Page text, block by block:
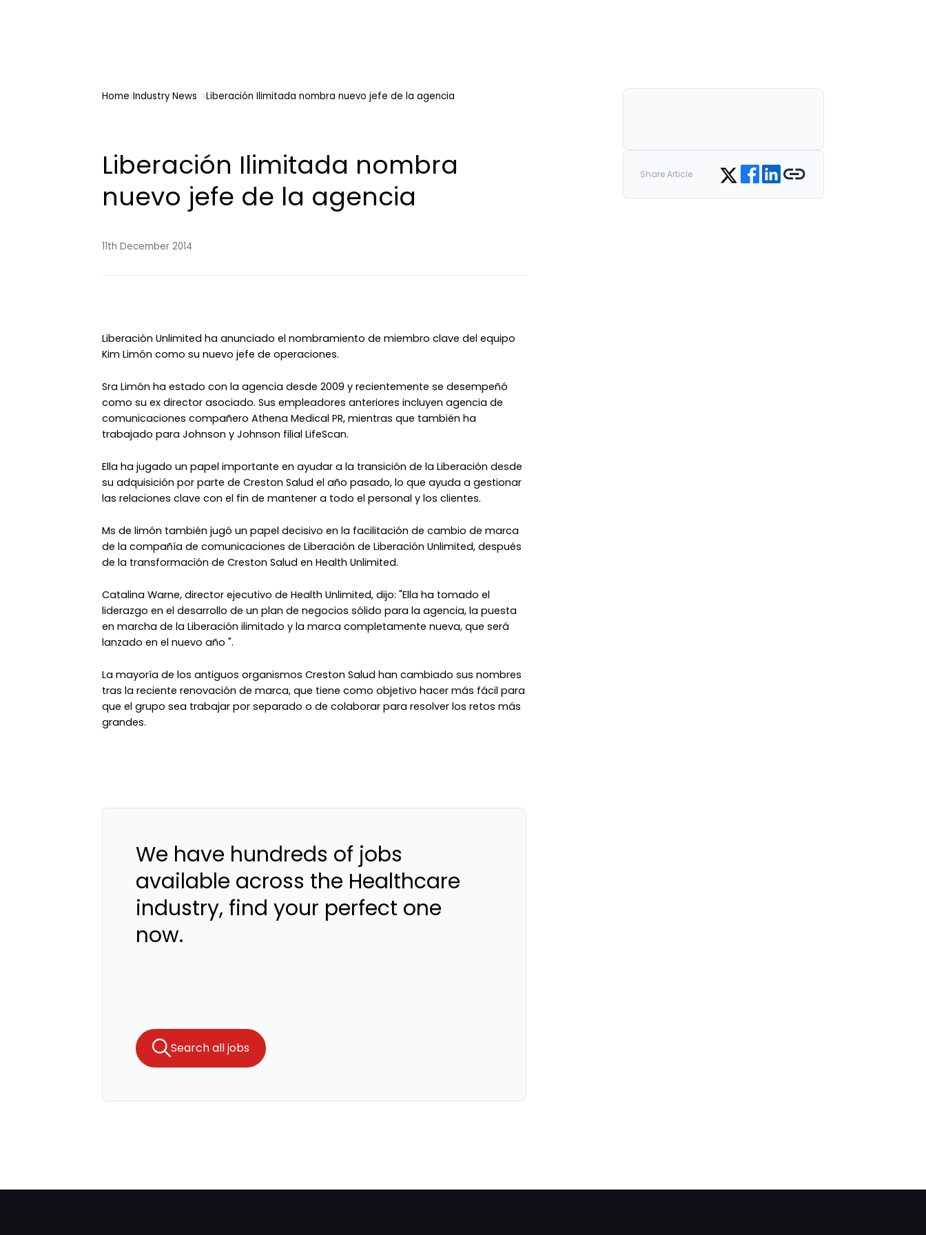
Home Industry News Liberación Ilimitada nombra nuevo jefe de la agencia
Liberación Ilimitada nombra
nuevo jefe de la agencia
11th December 2014
Liberación Unlimited ha anunciado el nombramiento de miembro clave del equipo
Kim Limón como su nuevo jefe de operaciones.
Sra Limón ha estado con la agencia desde 2009 y recientemente se desempeñó
como su ex director asociado. Sus empleadores anteriores incluyen agencia de
comunicaciones compañero Athena Medical PR, mientras que también ha
trabajado para Johnson y Johnson filial LifeScan.
Ella ha jugado un papel importante en ayudar a la transición de la Liberación desde
su adquisición por parte de Creston Salud el año pasado, lo que ayuda a gestionar
las relaciones clave con el fin de mantener a todo el personal y los clientes.
Ms de limón también jugó un papel decisivo en la facilitación de cambio de marca
de la compañía de comunicaciones de Liberación de Liberación Unlimited, después
de la transformación de Creston Salud en Health Unlimited.
Catalina Warne, director ejecutivo de Health Unlimited, dijo: "Ella ha tomado el
liderazgo en el desarrollo de un plan de negocios sólido para la agencia, la puesta
en marcha de la Liberación ilimitado y la marca completamente nueva, que será
lanzado en el nuevo año ".
La mayoría de los antiguos organismos Creston Salud han cambiado sus nombres
tras la reciente renovación de marca, que tiene como objetivo hacer más fácil para
que el grupo sea trabajar por separado o de colaborar para resolver los retos más
grandes.
We have hundreds of jobs
available across the Healthcare
industry, find your perfect one
now.
Search all jobs
Share Article Share on Twitter
Share on Facebook
Share on LinkedIn
Copy link